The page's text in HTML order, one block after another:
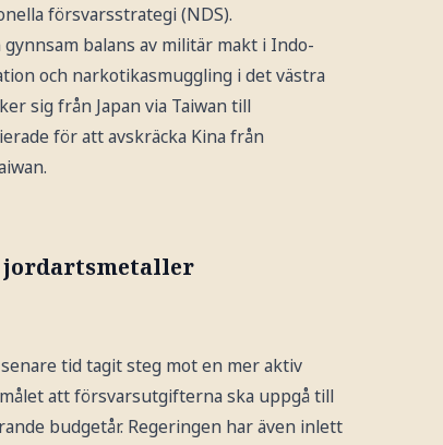
försvarsstrategi (NDS).
balans av militär makt i Indo-
och narkotikasmuggling i det västra
sig från Japan via Taiwan till
för att avskräcka Kina från
jordartsmetaller
tid tagit steg mot en mer aktiv
att försvarsutgifterna ska uppgå till
budgetår. Regeringen har även inlett